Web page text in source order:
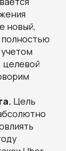
новый,
полностью
целевой
Цель